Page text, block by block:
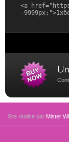
<a
-
Site réalisé par Mister